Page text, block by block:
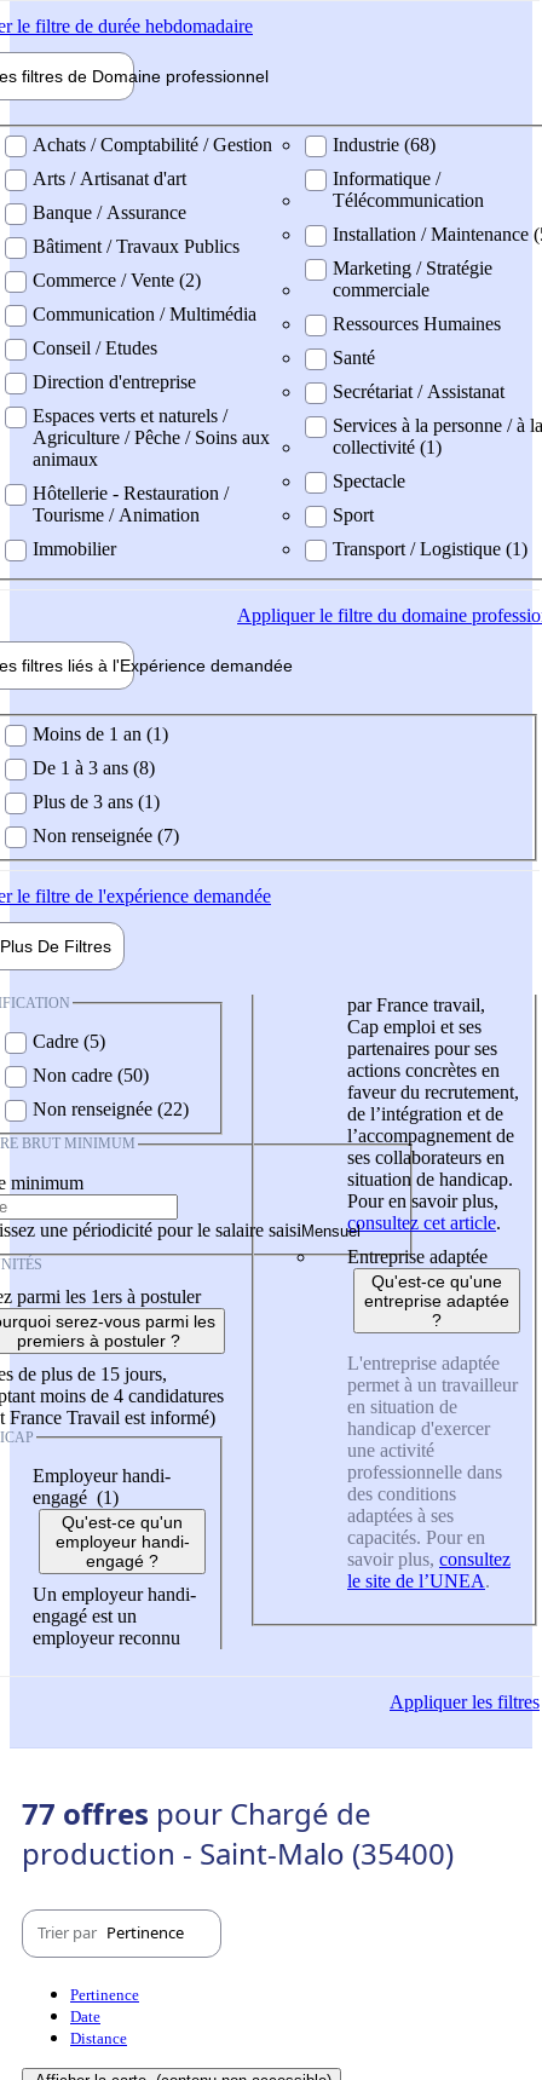
le filtre de durée hebdomadaire
filtres de Domaine professionnel
professionel
Achats / Comptabilité / Gestion
Arts / Artisanat d'art
Banque / Assurance
Bâtiment / Travaux Publics
Commerce / Vente (2)
Communication / Multimédia
Conseil / Etudes
Direction d'entreprise
Espaces verts et naturels /
Agriculture / Pêche / Soins aux
animaux
Hôtellerie - Restauration /
Tourisme / Animation
Immobilier
Industrie (68)
Informatique /
Télécommunication
Installation / Maintenance
Marketing / Stratégie
commerciale
Ressources Humaines
Santé
Secrétariat / Assistanat
Services à la personne / à la
collectivité (1)
Spectacle
Sport
Transport / Logistique (1)
Appliquerle filtre du domaine
filtres liés à l'Expérience demandée
demandée
Moins de 1 an (1)
De 1 à 3 ans (8)
Plus de 3 ans (1)
Non renseignée (7)
le filtre de l'expérience demandée
Plus De Filtres
Cadre (5)
Non cadre (50)
Non renseignée (22)
BRUT MINIMUM
minimum
une périodicité pour le salaire saisi
parmi les 1ers à postuler
serez-vous parmi les
premiers à postuler ?
de plus de 15 jours,
moins de 4 candidatures
France Travail est informé)
Employeur handi-
engagé (1)
Qu'est-ce qu'un
employeur handi-
engagé ?
Un employeur handi-
engagé est un
employeur reconnu
par France travail,
Cap emploi et ses
partenaires pour ses
actions concrètes en
faveur du recrutement,
de l’intégration et de
l’accompagnement de
ses collaborateurs en
situation de handicap.
Pour en savoir plus,
consultez cet article.
Entreprise adaptée
Qu'est-ce qu'une
entreprise adaptée
?
L'entreprise adaptée
permet à un travailleur
en situation de
handicap d'exercer
une activité
professionnelle dans
des conditions
adaptées à ses
capacités. Pour en
savoir plus, consultez
le site de l’UNEA.
Appliquerles filtres
77 offres pour Chargé de
production - Saint-Malo (35400)
Trier par Pertinence
Pertinence
Date
Distance